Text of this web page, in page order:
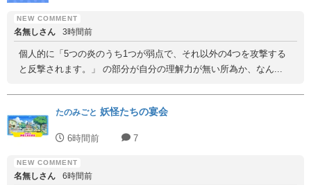
名無しさん 3時間前
個人的に「5つの炎のうち1つが弱点で、それ以外の4つを攻撃する
と反撃されます。」 の部分が自分の理解力が無い所為か、なん...
たのみごと 妖怪たちの宴会
6時間前 7
名無しさん 6時間前